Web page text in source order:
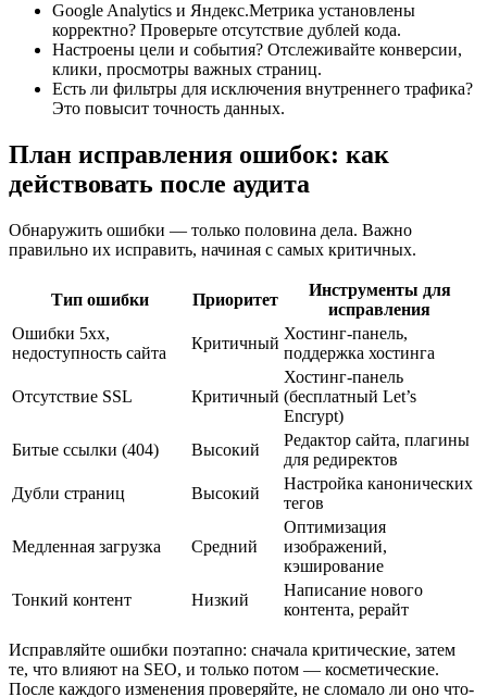
Google Analytics и Яндекс.Метрика установлены
корректно? Проверьте отсутствие дублей кода.
Настроены цели и события? Отслеживайте конверсии,
клики, просмотры важных страниц.
Есть ли фильтры для исключения внутреннего трафика?
Это повысит точность данных.
План исправления ошибок: как
действовать после аудита
Обнаружить ошибки — только половина дела. Важно
правильно их исправить, начиная с самых критичных.
Тип ошибки Приоритет
Инструменты для
исправления
Ошибки 5xx,
недоступность сайта
Критичный
Хостинг-панель,
поддержка хостинга
Отсутствие SSL Критичный
Хостинг-панель
(бесплатный Let’s
Encrypt)
Битые ссылки (404)
Высокий
Редактор сайта, плагины
для редиректов
Дубли страниц
Высокий
Настройка канонических
тегов
Медленная загрузка Средний
Оптимизация
изображений,
кэширование
Тонкий контент
Низкий
Написание нового
контента, рерайт
Исправляйте ошибки поэтапно: сначала критические, затем
те, что влияют на SEO, и только потом — косметические.
После каждого изменения проверяйте, не сломало ли оно что-